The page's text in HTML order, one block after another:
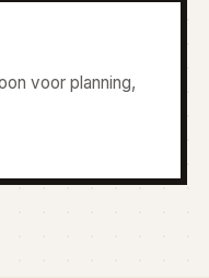
voor planning,